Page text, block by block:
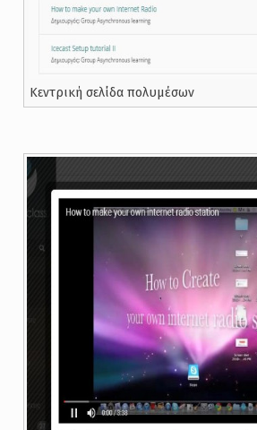
Κεντρική σελίδα πολυμέσων